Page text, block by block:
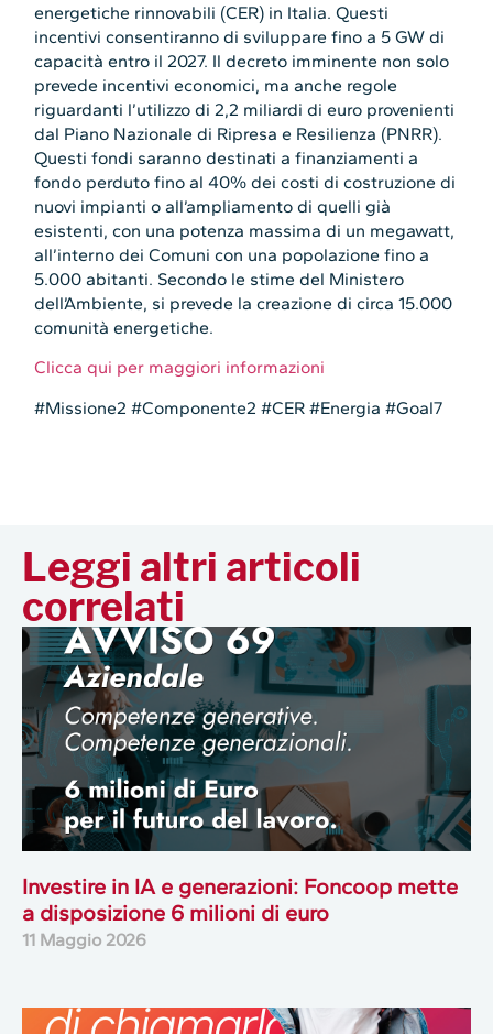
energetiche rinnovabili (CER) in Italia. Questi
incentivi consentiranno di sviluppare fino a 5 GW di
capacità entro il 2027. Il decreto imminente non solo
prevede incentivi economici, ma anche regole
riguardanti l’utilizzo di 2,2 miliardi di euro provenienti
dal Piano Nazionale di Ripresa e Resilienza (PNRR).
Questi fondi saranno destinati a finanziamenti a
fondo perduto fino al 40% dei costi di costruzione di
nuovi impianti o all’ampliamento di quelli già
esistenti, con una potenza massima di un megawatt,
all’interno dei Comuni con una popolazione fino a
5.000 abitanti. Secondo le stime del Ministero
dell’Ambiente, si prevede la creazione di circa 15.000
comunità energetiche.
Clicca qui per maggiori informazioni
#Missione2 #Componente2 #CER #Energia #Goal7
Leggi altri articoli
correlati
Investire in IA e generazioni: Foncoop mette
a disposizione 6 milioni di euro
11 Maggio 2026